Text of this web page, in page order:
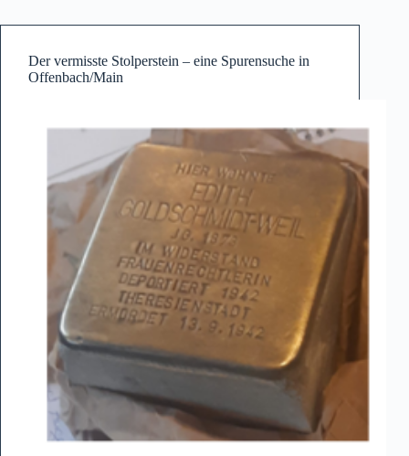
Offenbach
Der vermisste Stolperstein – eine Spurensuche in
Offenbach/Main